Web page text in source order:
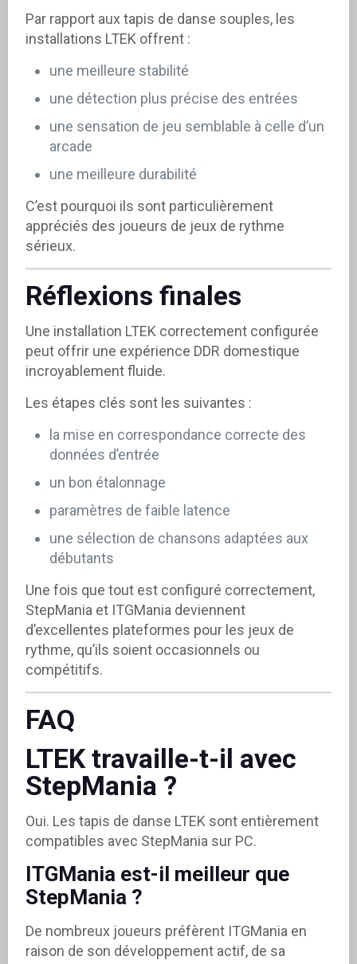
Par rapport aux tapis de danse souples, les
installations LTEK offrent :
une meilleure stabilité
une détection plus précise des entrées
une sensation de jeu semblable à celle d’un
arcade
une meilleure durabilité
C’est pourquoi ils sont particulièrement
appréciés des joueurs de jeux de rythme
sérieux.
Réflexions finales
Une installation LTEK correctement configurée
peut offrir une expérience DDR domestique
incroyablement fluide.
Les étapes clés sont les suivantes :
la mise en correspondance correcte des
données d’entrée
un bon étalonnage
paramètres de faible latence
une sélection de chansons adaptées aux
débutants
Une fois que tout est configuré correctement,
StepMania et ITGMania deviennent
d’excellentes plateformes pour les jeux de
rythme, qu’ils soient occasionnels ou
compétitifs.
FAQ
LTEK travaille-t-il avec
StepMania ?
Oui. Les tapis de danse LTEK sont entièrement
compatibles avec StepMania sur PC.
ITGMania est-il meilleur que
StepMania ?
De nombreux joueurs préfèrent ITGMania en
raison de son développement actif, de sa